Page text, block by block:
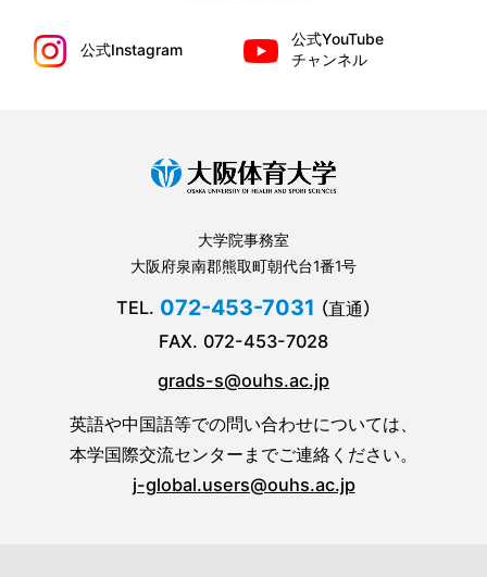
公式Instagram
公式YouTube
チャンネル
大学院事務室
大阪府泉南郡熊取町朝代台1番1号
TEL. 072-453-7031 （直通）
FAX. 072-453-7028
grads-s@ouhs.ac.jp
英語や中国語等での問い合わせについては、
本学国際交流センターまでご連絡ください。
j-global.users@ouhs.ac.jp